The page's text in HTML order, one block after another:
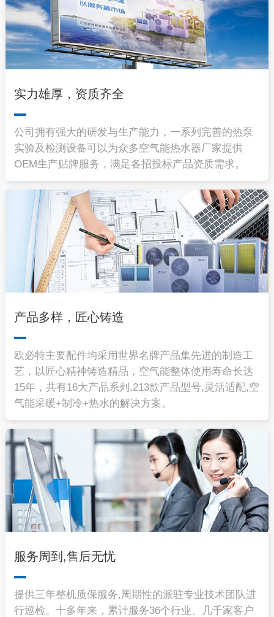
实力雄厚，资质齐全
公司拥有强大的研发与生产能力，一系列完善的热泵
实验及检测设备可以为众多空气能热水器厂家提供
OEM生产贴牌服务，满足各招投标产品资质需求。
产品多样，匠心铸造
欧必特主要配件均采用世界名牌产品集先进的制造工
艺，以匠心精神铸造精品，空气能整体使用寿命长达
15年，共有16大产品系列,213款产品型号,灵活适配,空
气能采暖+制冷+热水的解决方案。
服务周到,售后无忧
提供三年整机质保服务,周期性的派驻专业技术团队进
行巡检。十多年来，累计服务36个行业、几千家客户